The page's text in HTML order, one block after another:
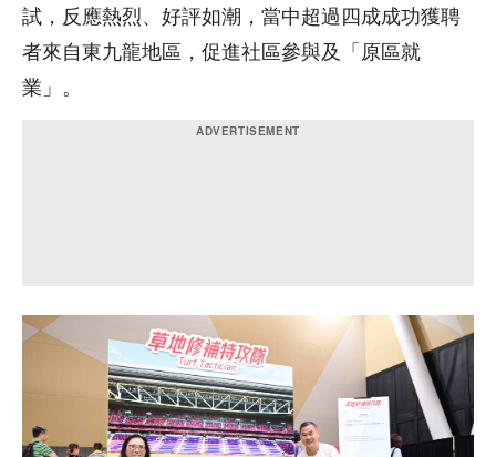
試，反應熱烈、好評如潮，當中超過四成成功獲聘
者來自東九龍地區，促進社區參與及「原區就
業」。